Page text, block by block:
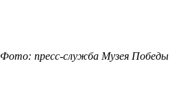
Фото: пресс-служба Музея Победы